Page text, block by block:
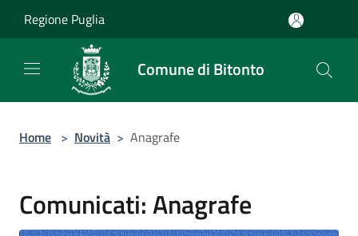
Regione Puglia
Comune di Bitonto
Home > Novità > Anagrafe
Comunicati: Anagrafe